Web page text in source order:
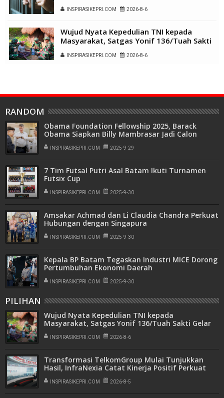
INSPIRASIKEPRI.COM 2026-8-6
Wujud Nyata Kepedulian TNI kepada
Masyarakat, Satgas Yonif 136/Tuah Sakti
Gelar Pengobatan Keliling di Kampung
Kalome
INSPIRASIKEPRI.COM 2026-8-6
RANDOM
Obama Foundation Fellowship 2025, Barack
Obama Siapkan Billy Mambrasar Jadi Calon
Pemimpin Masa Depan
INSPIRASIKEPRI.COM 2025-9-29
7 Tim Futsal Putri Asal Batam Ikuti Turnamen
Futsix Cup
INSPIRASIKEPRI.COM 2025-9-30
Amsakar Achmad dan Li Claudia Chandra Perkuat
Hubungan dengan Singapura
INSPIRASIKEPRI.COM 2025-9-30
Kepala BP Batam Tegaskan Industri MICE Dorong
Pertumbuhan Ekonomi Daerah
INSPIRASIKEPRI.COM 2025-9-30
PILIHAN
Wujud Nyata Kepedulian TNI kepada
Masyarakat, Satgas Yonif 136/Tuah Sakti Gelar
Pengobatan Keliling di Kampung Kalome
INSPIRASIKEPRI.COM 2026-8-6
Transformasi TelkomGroup Mulai Tunjukkan
Hasil, InfraNexia Catat Kinerja Positif Perkuat
Infrastruktur Digital Nasional
INSPIRASIKEPRI.COM 2026-8-5